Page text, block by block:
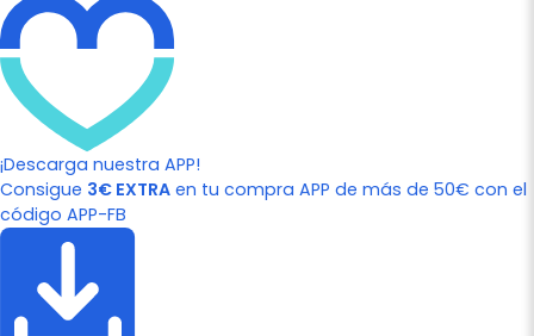
¡Descarga nuestra APP!
Consigue 3€ EXTRA en tu compra APP de más de 50€ con el
código APP-FB